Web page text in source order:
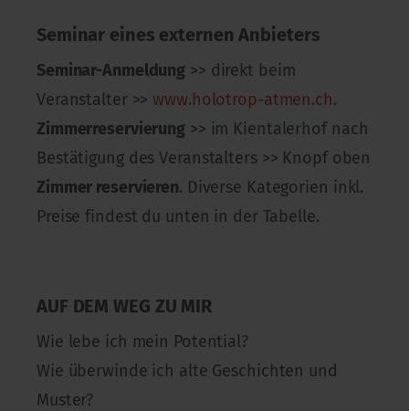
Seminar eines externen Anbieters
Seminar-Anmeldung >> direkt beim
Veranstalter >>www.holotrop-atmen.ch.
Zimmerreservierung >> im Kientalerhof nach
Bestätigung des Veranstalters >> Knopf oben
Zimmer reservieren. Diverse Kategorien inkl.
Preise findest du unten in der Tabelle.
AUF DEM WEG ZU MIR
Wie lebe ich mein Potential?
Wie überwinde ich alte Geschichten und
Muster?